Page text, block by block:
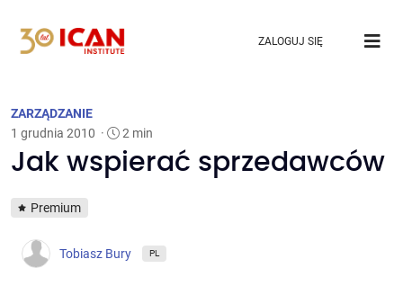
ZALOGUJ SIĘ
ZARZĄDZANIE
1 grudnia 2010 · 2 min
Jak wspierać sprzedawców
Premium
Tobiasz Bury PL